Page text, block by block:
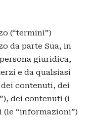
(“termini”)
da parte Sua, in
giuridica,
e da qualsiasi
contenuti, dei
dei contenuti (i
(le “informazioni”)